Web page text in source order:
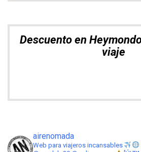
Descuento en
viaje
airenomada
Web para viajeros incansables